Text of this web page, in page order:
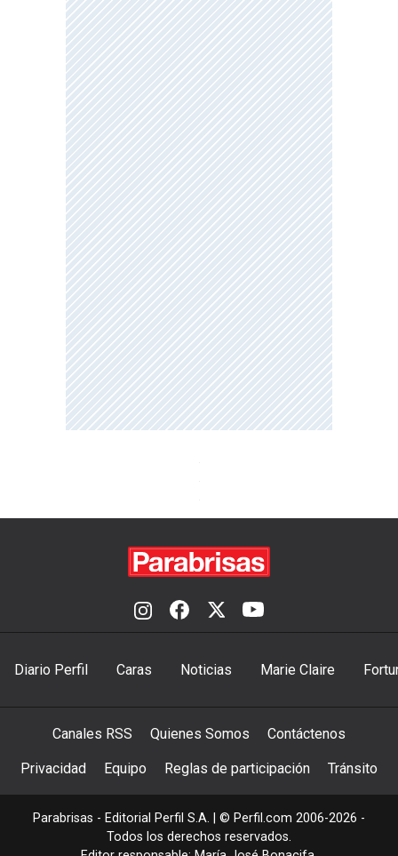
Diario Perfil Caras Noticias Marie Claire
Canales RSS Quienes Somos Contáctenos
Privacidad Equipo Reglas de participación Tránsito
Parabrisas - Editorial Perfil S.A. | © Perfil.com 2006-2026 -
Todos los derechos reservados.